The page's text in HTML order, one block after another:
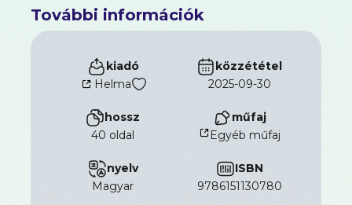
A Mikulásvárás sosem volt még ilyen színes és
játékos!
További információk
kiadó
Helma
közzététel
2025-09-30
hossz
40 oldal
műfaj
Egyéb műfaj
nyelv
magyar
ISBN
9786151130780